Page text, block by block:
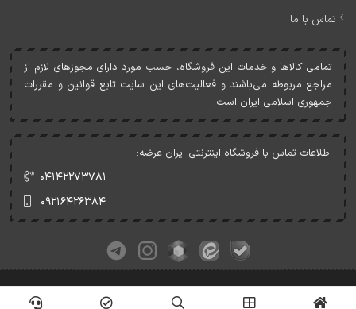
تماس با ما
تمامی کالاها و خدمات اين فروشگاه، حسب مورد دارای مجوزهای لازم از
مراجع مربوطه می‌باشند و فعاليت‌های اين سايت تابع قوانين و مقررات
جمهوری اسلامی ايران است.
اطلاعات تماس با فروشگاه اینترنتی ایران عرضه:
۰۴۱۴۲۲۷۳۷۸۱
۰۹۲۱۶۴۲۶۳۸۴
کلیه حقوق این وبسایت متعلق به ایران عرضه می‌باشد.